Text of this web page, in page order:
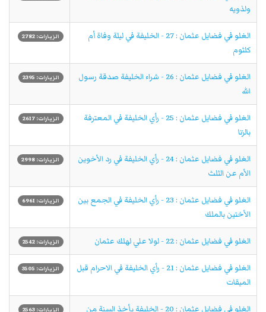
ولذويه
الغلو في فضايل عثمان : 27 - الخليفة في ليلة وفاة أم
كلثوم
الزيارات: 2782
الغلو في فضايل عثمان : 26 - شراء الخليفة صدقة رسول
الله
الزيارات: 2395
الغلو في فضايل عثمان : 25 - رأي الخليفة في المعترفة
بالزنا
الزيارات: 2617
الغلو في فضايل عثمان : 24 - رأي الخليفة في رد الأخوين
الأم عن الثلث
الزيارات: 2998
الغلو في فضايل عثمان : 23 - رأي الخليفة في الجمع بين
الأختين بالملك
الزيارات: 6961
الغلو في فضايل عثمان : 22 - لولا علي لهلك عثمان الزيارات: 2542
الغلو في فضايل عثمان : 21 - رأي الخليفة في الاحرام قبل
الميقات
الزيارات: 3505
الغلو في فضايل عثمان : 20 - الخليفة يأخذ السنة من
الزيارات: 2563